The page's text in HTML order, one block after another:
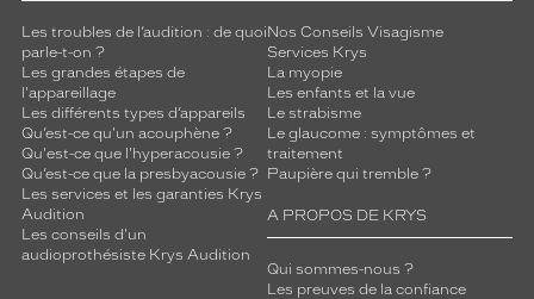
Les troubles de l’audition : de quoi
parle-t-on ?
Les grandes étapes de
l'appareillage
Les différents types d’appareils
Qu’est-ce qu'un acouphène ?
Qu'est-ce que l'hyperacousie ?
Qu’est-ce que la presbyacousie ?
Les services et les garanties Krys
Audition
Les conseils d'un
audioprothésiste Krys Audition
Nos Conseils Visagisme
Services Krys
La myopie
Les enfants et la vue
Le strabisme
Le glaucome : symptômes et
traitement
Paupière qui tremble ?
A PROPOS DE KRYS
Qui sommes-nous ?
Les preuves de la confiance